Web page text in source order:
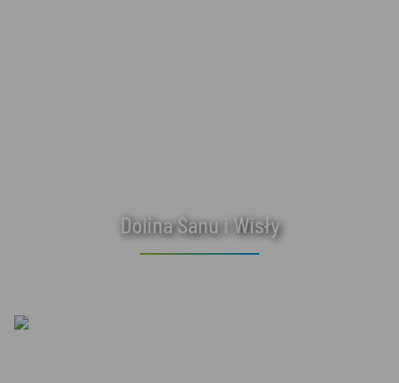
Dolina Sanu i Wisły